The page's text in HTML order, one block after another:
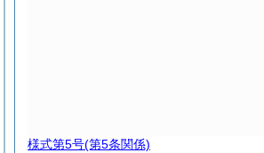
様式第5号(第5条関係)